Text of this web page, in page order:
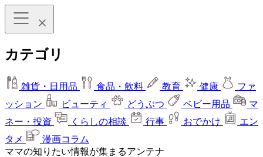
カテゴリ
雑貨・日用品 食品・飲料 教育 健康
ファ
ッション
ビューティ どうぶつ ベビー用品
マ
ネー・投資
くらしの相談 行事 おでかけ
エン
タメ
漫画コラム
ママの知りたい情報が集まるアンテナ